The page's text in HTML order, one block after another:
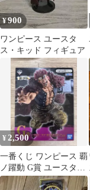
¥900
ワンピース ユースタ
ス・キッド フィギュア
¥2,500
一番くじ ワンピース 覇
ノ躍動 G賞 ユースタ
ス・キッド フィギュア